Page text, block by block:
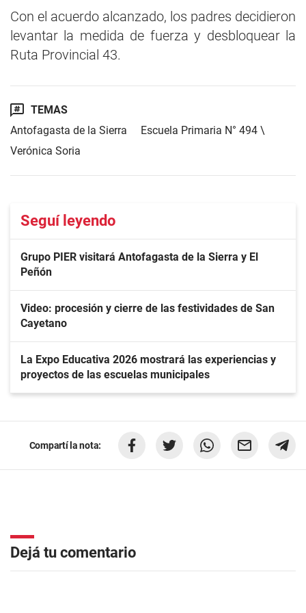
Con el acuerdo alcanzado, los padres decidieron
levantar la medida de fuerza y desbloquear la
Ruta Provincial 43.
TEMAS
Antofagasta de la Sierra
Escuela Primaria N° 494 \
Verónica Soria
Seguí leyendo
Grupo PIER visitará Antofagasta de la Sierra y El
Peñón
Video: procesión y cierre de las festividades de San
Cayetano
La Expo Educativa 2026 mostrará las experiencias y
proyectos de las escuelas municipales
Compartí la nota:
Dejá tu comentario